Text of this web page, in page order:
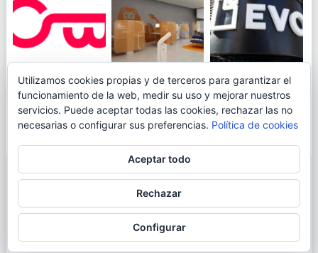
JUEGA AL
CANICÓDROMO
DIGITAL DE
OPENBANK
ING TOCA SUELO EN
LA RENTABILIDAD
DE SU CUENTA
NARANJA: 0,01% TAE
EVO BANK
PERMITIRÁ
INGRESAR DINERO
DESDE LAS OFICINAS
© 2026BLOGAHORRO.
CONTACTA CON EL AUTOR
MAPA DE LA WEB
MÁS INFORMACIÓN SOBRE LAS COOKIES
POLÍTICA DE COOKIES
Utilizamos cookies propias y de terceros para garantizar el
funcionamiento de la web, medir su uso y mejorar nuestros
servicios. Puede aceptar todas las cookies, rechazar las no
necesarias o configurar sus preferencias. Política de cookies
Aceptar todo
Rechazar
Configurar